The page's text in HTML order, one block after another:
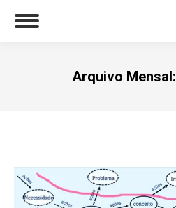
Arquivo Mensal: